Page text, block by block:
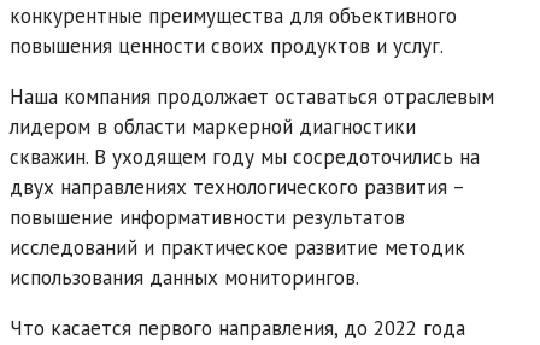
конкурентные преимущества для объективного
повышения ценности своих продуктов и услуг.
Наша компания продолжает оставаться отраслевым
лидером в области маркерной диагностики
скважин. В уходящем году мы сосредоточились на
двух направлениях технологического развития –
повышение информативности результатов
исследований и практическое развитие методик
использования данных мониторингов.
Что касается первого направления, до 2022 года